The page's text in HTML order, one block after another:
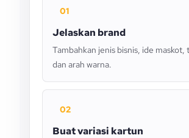
01
Jelaskan brand
Tambahkan jenis bisnis, ide maskot,
dan arah warna.
02
Buat variasi kartun